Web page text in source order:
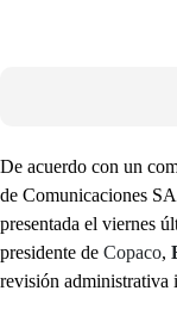
De acuerdo con un
de Comunicaciones
presentada el viernes
presidente de Copaco,
revisión administrativa